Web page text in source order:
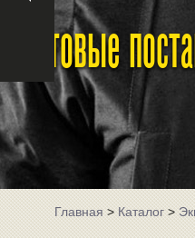
Оптовые
Главная>Каталог>